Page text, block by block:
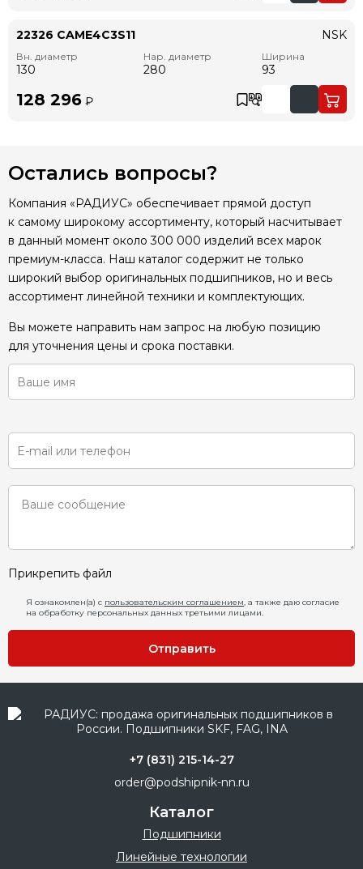
22326 CAME4C3S11
Вн. диаметр
130
Нар. диаметр
280
Ширина
93
NSK
128 296 ₽
Остались вопросы?
Компания «РАДИУС» обеспечивает прямой доступ
к самому широкому ассортименту, который насчитывает
в данный момент около 300 000 изделий всех марок
премиум-класса. Наш каталог содержит не только
широкий выбор оригинальных подшипников, но и весь
ассортимент линейной техники и комплектующих.
Вы можете направить нам запрос на любую позицию
для уточнения цены и срока поставки.
Прикрепить файл
Я ознакомлен(а) с пользовательским соглашением, а также даю согласие
на обработку персональных данных третьими лицами.
Отправить
+7 (831) 215-14-27
order@podshipnik-nn.ru
Каталог
Подшипники
Линейные технологии